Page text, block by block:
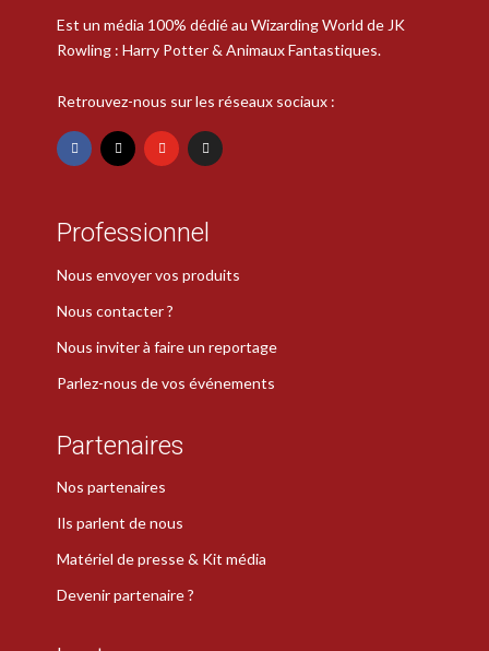
Est un média 100% dédié au Wizarding World de JK
Rowling : Harry Potter & Animaux Fantastiques.
Retrouvez-nous sur les réseaux sociaux :
Professionnel
Nous envoyer vos produits
Nous contacter ?
Nous inviter à faire un reportage
Parlez-nous de vos événements
Partenaires
Nos partenaires
Ils parlent de nous
Matériel de presse & Kit média
Devenir partenaire ?